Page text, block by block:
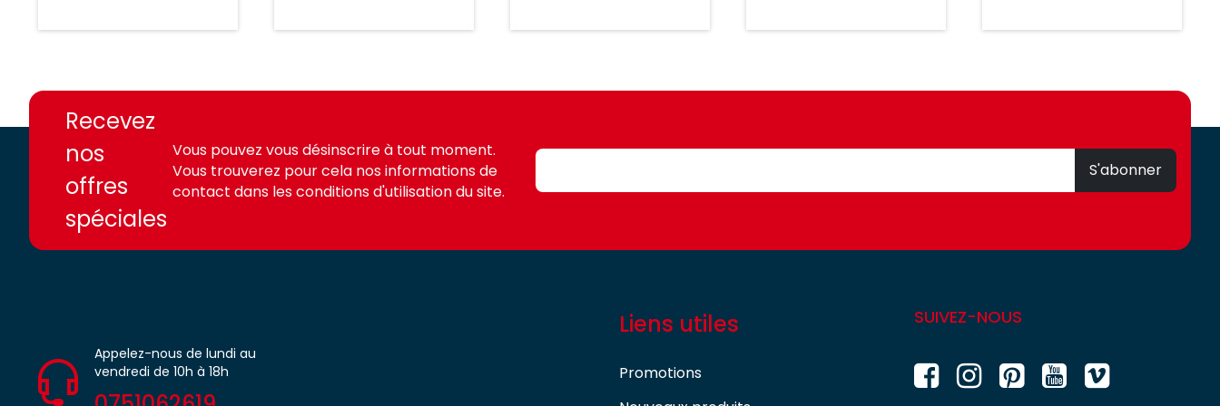
access.fr
access.fr
Recevez
nos
offres
spéciales
Vous pouvez vous désinscrire à tout moment.
Vous trouverez pour cela nos informations de
contact dans les conditions d'utilisation du site.
S'abonner
Appelez-nous de lundi au
vendredi de 10h à 18h
Liens utiles
Promotions
SUIVEZ-NOUS